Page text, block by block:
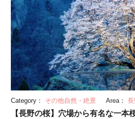
Category： その他自然・絶景 Area：
【長野の桜】穴場から有名な一本